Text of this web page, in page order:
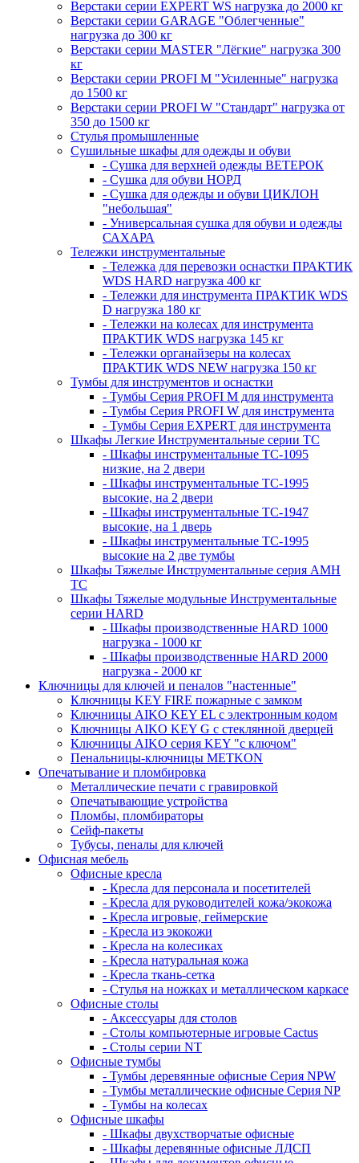
Верстаки серии EXPERT WS нагрузка до 2000 кг
Верстаки серии GARAGE "Облегченные"
нагрузка до 300 кг
Верстаки серии MASTER "Лёгкие" нагрузка 300
кг
Верстаки серии PROFI M "Усиленные" нагрузка
до 1500 кг
Верстаки серии PROFI W "Стандарт" нагрузка от
350 до 1500 кг
Стулья промышленные
Сушильные шкафы для одежды и обуви
- Сушка для верхней одежды ВЕТЕРОК
- Сушка для обуви НОРД
- Сушка для одежды и обуви ЦИКЛОН
"небольшая"
- Универсальная сушка для обуви и одежды
САХАРА
Тележки инструментальные
- Тележка для перевозки оснастки ПРАКТИК
WDS HARD нагрузка 400 кг
- Тележки для инструмента ПРАКТИК WDS
D нагрузка 180 кг
- Тележки на колесах для инструмента
ПРАКТИК WDS нагрузка 145 кг
- Тележки органайзеры на колесах
ПРАКТИК WDS NEW нагрузка 150 кг
Тумбы для инструментов и оснастки
- Тумбы Серия PROFI M для инструмента
- Тумбы Серия PROFI W для инструмента
- Тумбы Серия EXPERT для инструмента
Шкафы Легкие Инструментальные серии ТС
- Шкафы инструментальные TC-1095
низкие, на 2 двери
- Шкафы инструментальные TC-1995
высокие, на 2 двери
- Шкафы инструментальные ТС-1947
высокие, на 1 дверь
- Шкафы инструментальные ТС-1995
высокие на 2 две тумбы
Шкафы Тяжелые Инструментальные серия AMH
TC
Шкафы Тяжелые модульные Инструментальные
серии HARD
- Шкафы производственные HARD 1000
нагрузка - 1000 кг
- Шкафы производственные HARD 2000
нагрузка - 2000 кг
Ключницы для ключей и пеналов "настенные"
Ключницы KEY FIRE пожарные с замком
Ключницы AIKO KEY EL с электронным кодом
Ключницы AIKO KEY G с стеклянной дверцей
Ключницы AIKO серия KEY "с ключом"
Пенальницы-ключницы METKON
Опечатывание и пломбировка
Металлические печати с гравировкой
Опечатывающие устройства
Пломбы, пломбираторы
Сейф-пакеты
Тубусы, пеналы для ключей
Офисная мебель
Офисные кресла
- Кресла для персонала и посетителей
- Кресла для руководителей кожа/экокожа
- Кресла игровые, геймерские
- Кресла из экокожи
- Кресла на колесиках
- Кресла натуральная кожа
- Кресла ткань-сетка
- Стулья на ножках и металлическом каркасе
Офисные столы
- Аксессуары для столов
- Столы компьютерные игровые Cactus
- Столы серии NT
Офисные тумбы
- Тумбы деревянные офисные Серия NPW
- Тумбы металлические офисные Серия NP
- Тумбы на колесах
Офисные шкафы
- Шкафы двухстворчатые офисные
- Шкафы деревянные офисные ЛДСП